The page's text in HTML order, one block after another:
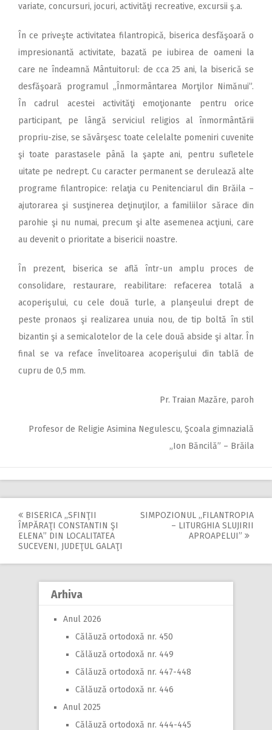
variate, concursuri, jocuri, activităţi recreative, excursii ş.a.
În ce priveşte activitatea filantropică, biserica desfăşoară o
impresionantă activitate, bazată pe iubirea de oameni la
care ne îndeamnă Mântuitorul: de cca 25 ani, la biserică se
desfăşoară programul „Înmormântarea Morţilor Nimănui”.
În cadrul acestei activităţi emoţionante pentru orice
participant, pe lângă serviciul religios al înmormântării
propriu-zise, se săvârşesc toate celelalte pomeniri cuvenite
şi toate parastasele până la şapte ani, pentru sufletele
uitate pe nedrept. Cu caracter permanent se derulează alte
programe filantropice: relaţia cu Penitenciarul din Brăila –
ajutorarea şi susţinerea deţinuţilor, a familiilor sărace din
parohie şi nu numai, precum şi alte asemenea acţiuni, care
au devenit o prioritate a bisericii noastre.
În prezent, biserica se află într-un amplu proces de
consolidare, restaurare, reabilitare: refacerea totală a
acoperişului, cu cele două turle, a planşeului drept de
peste pronaos şi realizarea unuia nou, de tip boltă în stil
bizantin şi a semicalotelor de la cele două abside şi altar. În
final se va reface învelitoarea acoperişului din tablă de
cupru de 0,5 mm.
Pr. Traian Mazăre, paroh
Profesor de Religie Asimina Negulescu, Şcoala gimnazială
„Ion Băncilă” – Brăila
Post
navigation
BISERICA ,,SFINŢII
ÎMPĂRAŢI CONSTANTIN ŞI
ELENA” DIN LOCALITATEA
SUCEVENI, JUDEŢUL GALAŢI
SIMPOZIONUL ,,FILANTROPIA
– LITURGHIA SLUJIRII
APROAPELUI”
Arhiva
Anul 2026
Călăuză ortodoxă nr. 450
Călăuză ortodoxă nr. 449
Călăuză ortodoxă nr. 447-448
Călăuză ortodoxă nr. 446
Anul 2025
Călăuză ortodoxă nr. 444-445